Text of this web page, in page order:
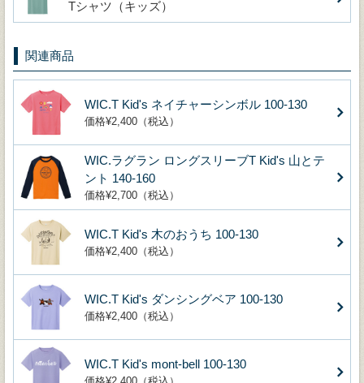
Tシャツ（キッズ）
関連商品
WIC.T Kid's ネイチャーシンボル 100-130
価格¥2,400（税込）
WIC.ラグラン ロングスリーブT Kid's 山とテ
ント 140-160
価格¥2,700（税込）
WIC.T Kid's 木のおうち 100-130
価格¥2,400（税込）
WIC.T Kid's ダンシングベア 100-130
価格¥2,400（税込）
WIC.T Kid's mont-bell 100-130
価格¥2,400（税込）